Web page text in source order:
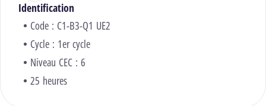
Identification
Code : C1-B3-Q1 UE2
Cycle : 1er cycle
Niveau CEC : 6
25 heures